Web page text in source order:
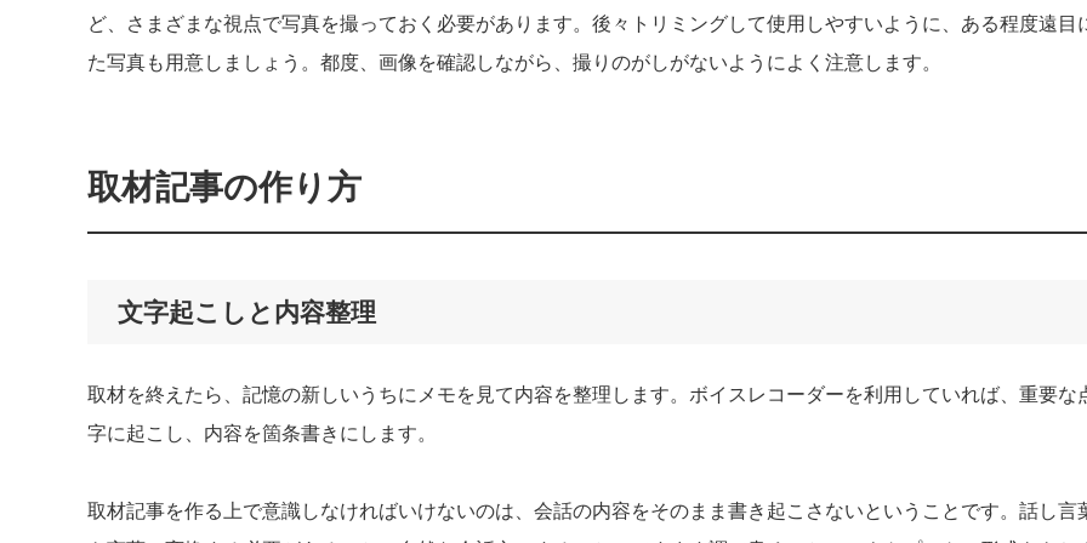
ど、さまざまな視点で写真を撮っておく必要があります。後々トリミングして使用しやすいように、ある程度遠目
た写真も用意しましょう。都度、画像を確認しながら、撮りのがしがないようによく注意します。
取材記事の作り方
文字起こしと内容整理
取材を終えたら、記憶の新しいうちにメモを見て内容を整理します。ボイスレコーダーを利用していれば、重要な
字に起こし、内容を箇条書きにします。
取材記事を作る上で意識しなければいけないのは、会話の内容をそのまま書き起こさないということです。話し言